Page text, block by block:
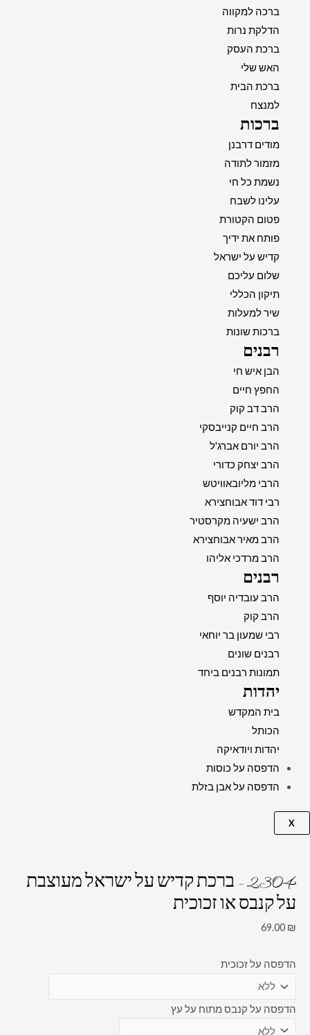
ברכה למקווה
הדלקת נרות
ברכת העסק
האש שלי
ברכת הבית
למנצח
ברכות
מודים דרבנן
מזמור לתודה
נשמת כל חי
עלינו לשבח
פטום הקטורת
פותח את ידיך
קדיש על ישראל
שלום עליכם
תיקון הכללי
שיר למעלות
ברכות שונות
רבנים
הבן איש חי
החפץ חיים
הרב דב קוק
הרב חיים קנייבסקי
הרב יורם אברג'ל
הרב יצחק כדורי
הרבי מליובאוויטש
רבי דוד אבוחצירא
הרב ישעיה מקרסטיר
הרב מאיר אבוחצירא
הרב מרדכי אליהו
רבנים
הרב עובדיה יוסף
הרב קוק
רבי שמעון בר יוחאי
רבנים שונים
תמונות רבנים ביחד
יהדות
בית המקדש
הכותל
יהדות ויודאיקה
הדפסה על כוסות
הדפסה על אבן בזלת
X
2304 – ברכת קדיש על ישראל מעוצבת
על קנבס או זכוכית
69.00 ₪
הדפסה על זכוכית
הדפסה על קנבס מתוח על עץ